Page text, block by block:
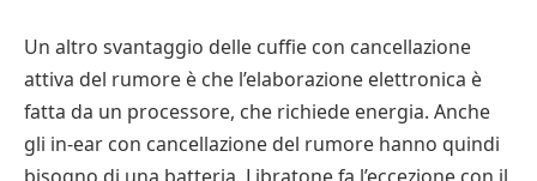
Un altro svantaggio delle cuffie con cancellazione
attiva del rumore è che l’elaborazione elettronica è
fatta da un processore, che richiede energia. Anche
gli in-ear con cancellazione del rumore hanno quindi